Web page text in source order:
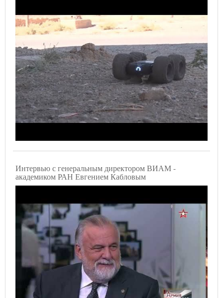
Интервью с генеральным директором ВИАМ -
академиком РАН Евгением Кабловым